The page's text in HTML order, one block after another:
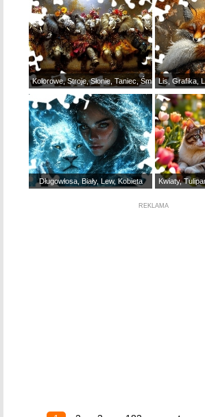
Kolorowe, Stroje, Słonie, Taniec, ŚmieszneLis, Grafika,
Długowłosa, Biały, Lew, Kobieta Kwiaty,
REKLAMA